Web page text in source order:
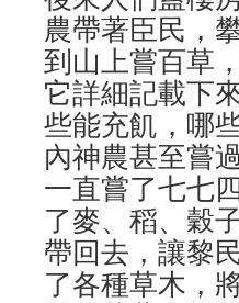
農帶著臣民，
到山上嘗百草
它詳細記載下
些能充飢，哪
內神農甚至嘗
一直嘗了七七
了麥、稻、穀
帶回去，讓黎
了各種草木，